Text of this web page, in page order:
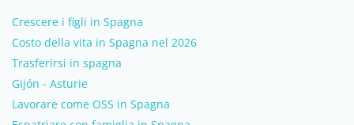
Crescere i figli in Spagna
Costo della vita in Spagna nel 2026
Trasferirsi in spagna
Gijón - Asturie
Lavorare come OSS in Spagna